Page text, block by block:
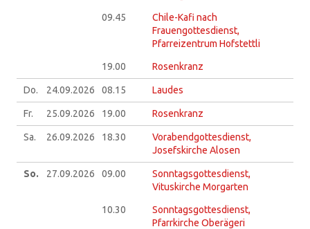
09.45
Chile-Kafi nach
Frauengottesdienst,
Pfarreizentrum Hofstettli
19.00 Rosenkranz
Do. 24.09.2026 08.15 Laudes
Fr. 25.09.2026 19.00 Rosenkranz
Sa. 26.09.2026 18.30
Vorabendgottesdienst,
Josefskirche Alosen
So. 27.09.2026 09.00
Sonntagsgottesdienst,
Vituskirche Morgarten
10.30
Sonntagsgottesdienst,
Pfarrkirche Oberägeri